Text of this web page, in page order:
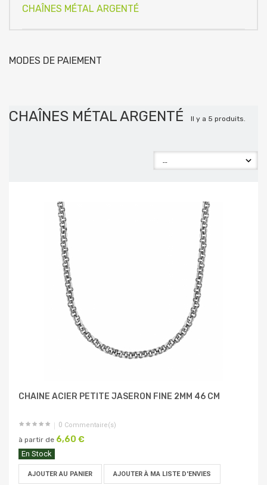
CHAÎNES MÉTAL ARGENTÉ
MODES DE PAIEMENT
CHAÎNES MÉTAL ARGENTÉ Il y a 5 produits.
CHAINE ACIER PETITE JASERON FINE 2MM 46 CM
0 Commentaire(s)
à partir de 6,60 €
En Stock
AJOUTER AU PANIER AJOUTER À MA LISTE D'ENVIES